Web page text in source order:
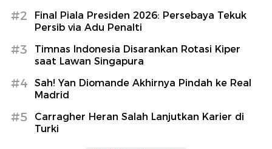
#2
Final Piala Presiden 2026: Persebaya Tekuk
Persib via Adu Penalti
#3
Timnas Indonesia Disarankan Rotasi Kiper
saat Lawan Singapura
#4
Sah! Yan Diomande Akhirnya Pindah ke Real
Madrid
#5
Carragher Heran Salah Lanjutkan Karier di
Turki